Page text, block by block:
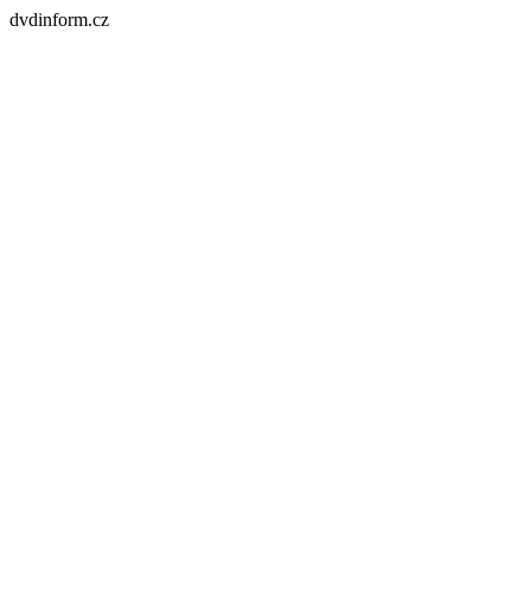
dvdinform.cz